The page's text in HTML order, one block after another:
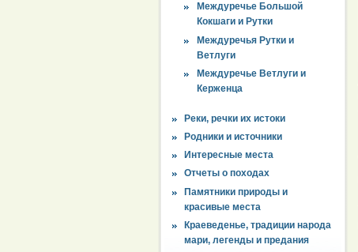
Междуречье Большой
Кокшаги и Рутки
Междуречья Рутки и
Ветлуги
Междуречье Ветлуги и
Керженца
Реки, речки их истоки
Родники и источники
Интересные места
Отчеты о походах
Памятники природы и
красивые места
Краеведенье, традиции народа
мари, легенды и предания